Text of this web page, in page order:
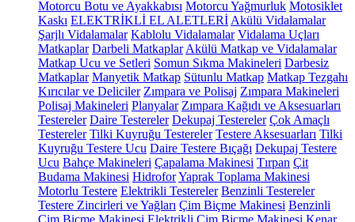
Motorcu Botu ve Ayakkabısı Motorcu Yağmurluk Motosiklet
Kaskı ELEKTRİKLİ EL ALETLERİ Akülü Vidalamalar
Şarjlı Vidalamalar Kablolu Vidalamalar Vidalama Uçları
Matkaplar Darbeli Matkaplar Akülü Matkap ve Vidalamalar
Matkap Ucu ve Setleri Somun Sıkma Makineleri Darbesiz
Matkaplar Manyetik Matkap Sütunlu Matkap Matkap Tezgahı
Kırıcılar ve Deliciler Zımpara ve Polisaj Zımpara Makineleri
Polisaj Makineleri Planyalar Zımpara Kağıdı ve Aksesuarları
Testereler Daire Testereler Dekupaj Testereler Çok Amaçlı
Testereler Tilki Kuyruğu Testereler Testere Aksesuarları Tilki
Kuyruğu Testere Ucu Daire Testere Bıçağı Dekupaj Testere
Ucu Bahçe Makineleri Çapalama Makinesi Tırpan Çit
Budama Makinesi HidroforYaprak Toplama Makinesi
Motorlu Testere Elektrikli Testereler Benzinli Testereler
Testere Zincirleri ve Yağları Çim Biçme Makinesi Benzinli
Çim Biçme Makinesi Elektrikli Çim Biçme Makinesi Kenar